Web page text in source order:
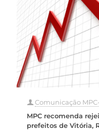
Comunicação
MPC recomenda
prefeitos de Vitória,